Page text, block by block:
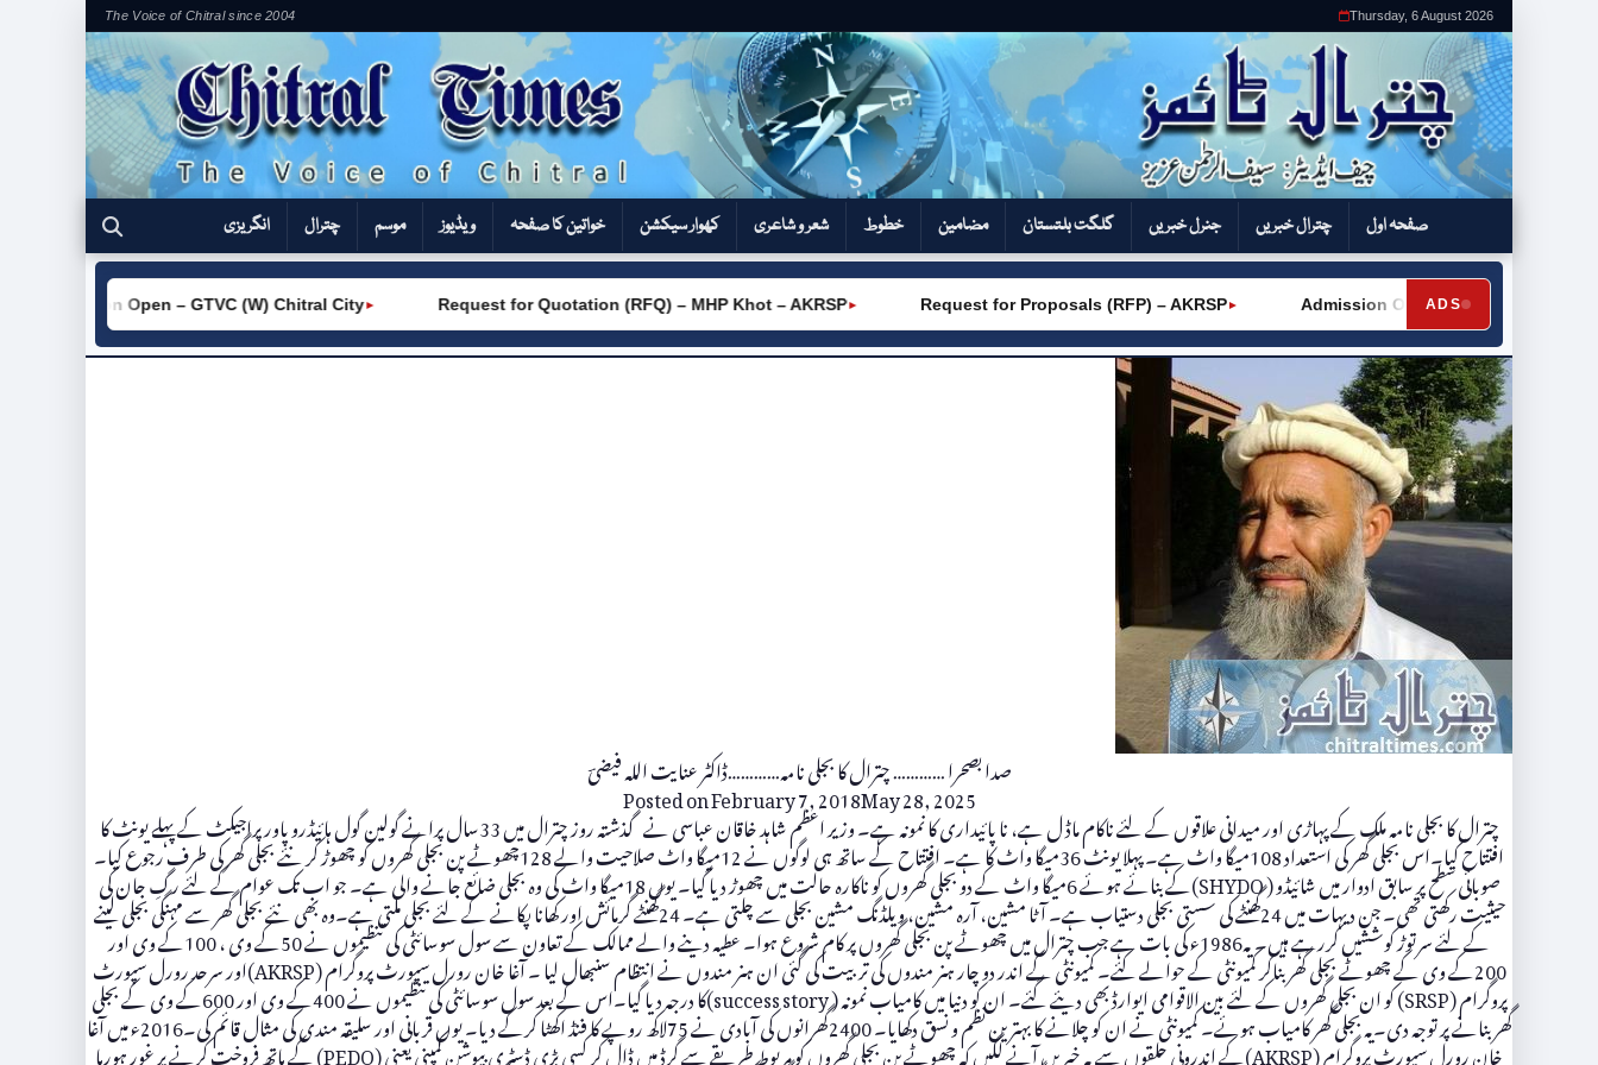
The Voice of Chitral since 2004 Thursday, 6 August 2026
صفحہ اول چترال خبریں جنرل خبریں گلگت بلتستان مضامین خطوط شعر و شاعری کھوار سیکشن‎ خواتین کا صفحہ ویڈیوز موسم چترال انگریزی
ADS
►
Request for Quotation (RFQ) – MHP Khot – AKRSP
►
Admission Open – GTVC (W) Chitral City Admission Open – GTVC (W) Chitral
►
Request for Proposals (RFP) – AKRSP
صدا بصحرا ………… چترال کا بجلی نامہ…………ڈاکٹر عنایت اللہ فیضیؔ
Posted onFebruary 7, 2018May 28, 2025
چترال کا بجلی نامہ ملک کے پہاڑی اور میدانی علاقوں کے لئے ناکام ماڈ ل ہے، نا پائیداری کا نمونہ ہے۔ وزیر اعظم شاہد خاقان عباسی نے گذشتہ روز چترال میں 33سال پرانے گولین گول ہائیڈرو پاور پراجیکٹ کے پہلے یونٹ کا
افتتاح کیا۔اس بجلی گھر کی استعداد 108میگا واٹ ہے۔ پہلا یونٹ 36میگا واٹ کا ہے۔ افتتاح کے ساتھ ہی لوگوں نے 12میگا واٹ صلاحیت والے 128چھوٹے پن بجلی گھروں کو چھوڑ کر نئے بجلی گھر کی طرف رجوع کیا۔
صوبائی سطح پر سابق ادوار میں شائیڈو ( SHYDO)کے بنائے ہوئے 6میگا واٹ کے دو بجلی گھروں کو ناکارہ حالت میں چھوڑ دیا گیا۔ یوں 18میگا واٹ کی وہ بجلی ضائع جانے والی ہے۔ جو اب تک عوام کے لئے رگِ جان کی
حیثیت رکھتی تھی۔ جن دیہات میں 24گھنٹے کی سستی بجلی دستیاب ہے۔ آٹا مشین، آرہ مشین، ویلڈنگ مشین بجلی سے چلتی ہے۔ 24گھنٹے گرمائش اور کھانا پکانے کے لئے بجلی ملتی ہے۔وہ بھی نئے بجلی گھر سے مہنگی بجلی لینے
کے لئے سرتوڑ کوششیں کررہے ہیں۔ یہ1986ء کی بات ہے جب چترال میں چھوٹے پن بجلی گھروں پر کام شروع ہوا۔ عطیہ دینے والے ممالک کے تعاون سے سول سوسائٹی کی تنظیموں نے 50کے وی ، 100کے وی اور
200کے وی کے چھوٹے بجلی گھر بناکر کمیونٹی کے حوالے کئے۔ کمیونٹی کے اندر دو چار ہنر مندوں کی تربیت کی گئی ان ہنر مندوں نے انتظام سنبھال لیا ۔ آغا خان رورل سپورٹ پروگرام (AKRSP)اور سرحد رورل سپورٹ
پروگرام (SRSP) کو ان بجلی گھروں کے لئے بین الاقوامی ایوارڈ بھی دیئے گئے۔ ان کو دنیا میں کامیاب نمونہ ( success story)کا درجہ دیا گیا۔اس کے بعد سول سوسائٹی کی تنظیموں نے 400کے وی اور 600کے وی کے بجلی
گھر بنانے پر توجہ دی۔یہ بجلی گھر کامیاب ہوئے۔ کمیونٹی نے ان کو چلانے کا بہترین نظم و نسق دکھایا۔ 2400گھرانوں کی آبادی نے 75لاکھ روپے کا فنڈ اکھٹا کرکے دیا۔ یوں قربانی اور سلیقہ مندی کی مثال قائم کی۔2016ء میں آغا
خان رورل سپورٹ پروگرام (AKRSP)کے اندرونی حلقوں سے یہ خبریں آنے لگیں کہ چھوٹے پن بجلی گھروں کو مربوط طریقے سے گرڈ میں ڈال کر کسی بڑی ڈسٹری بیوشن کمپنی یعنی (PEDO) کے ہاتھ فروخت کرنے پر غور ہورہا